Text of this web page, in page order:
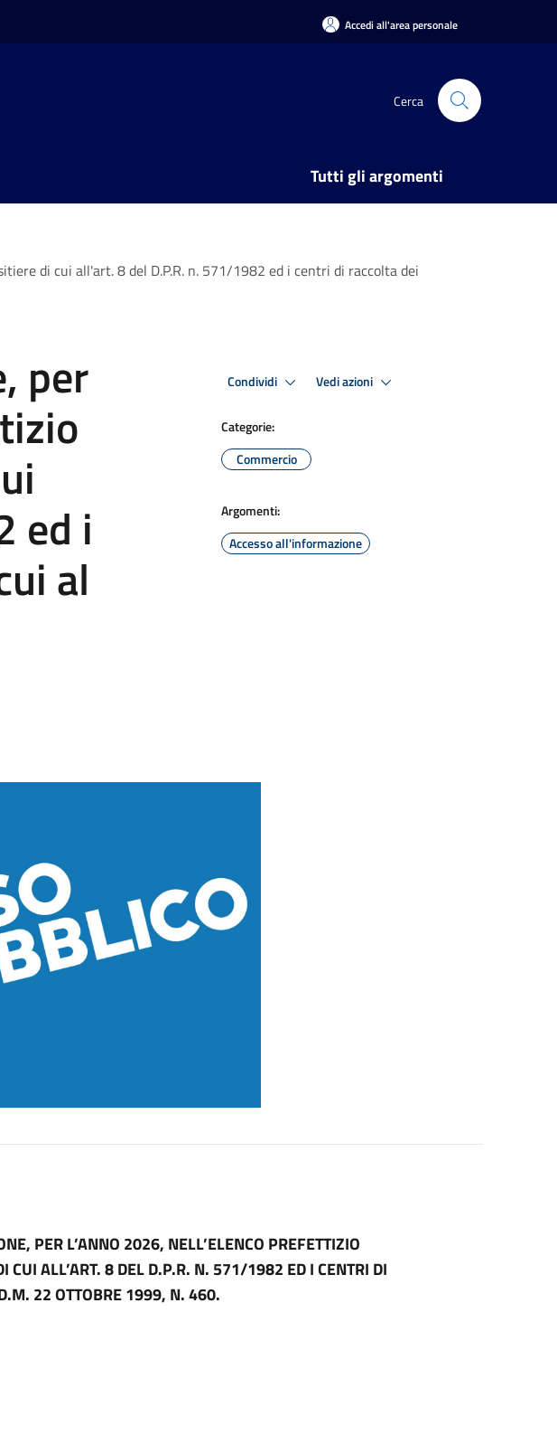
Accedi all'area personale
Cerca
Tutti gli argomenti
di cui all'art. 8 del D.P.R. n. 571/1982 ed i centri di raccolta dei
per
ed i
al
Condividi Vedi azioni
Categorie:
Commercio
Argomenti:
Accesso all'informazione
PER L’ANNO 2026, NELL’ELENCO PREFETTIZIO
CUI ALL’ART. 8 DEL D.P.R. N. 571/1982 ED I CENTRI DI
22 OTTOBRE 1999, N. 460.